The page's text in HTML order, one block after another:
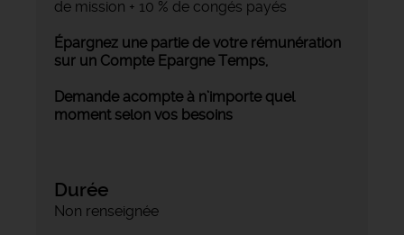
de mission + 10 % de congés payés
Épargnez une partie de votre rémunération
sur un Compte Epargne Temps,
Demande acompte à n’importe quel
moment selon vos besoins
Durée
Non renseignée